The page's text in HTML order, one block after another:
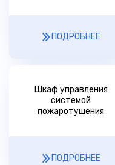
ПОДРОБНЕЕ
Шкаф управления
системой
пожаротушения
ПОДРОБНЕЕ